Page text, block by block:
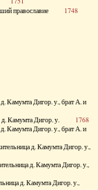
православие 1748
Камумта Дигор. у., брат А. и
д. Камумта Дигор. у. 1768
Камумта Дигор. у., брат А. и
д. Камумта Дигор. у.,
д. Камумта Дигор. у.,
д. Камумта Дигор. у.,